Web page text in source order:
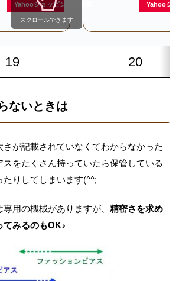
Yahooショッピングで検索 Yahooシ
19 20
スクロールできます
ないときは
さが記載されていなくてわからなかった
スをたくさん持っていたら保管している
たりしてしまいます(^^;
用の機械がありますが、 精密さを求め
てみるのもOK♪